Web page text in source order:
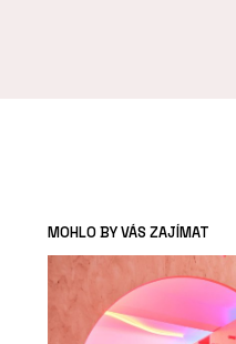
MOHLO BY VÁS ZAJÍMAT